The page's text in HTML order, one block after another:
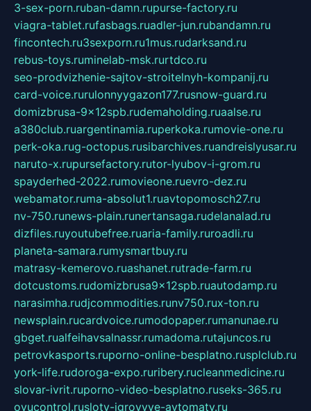
3-sex-porn.ruban-damn.rupurse-factory.ru
viagra-tablet.rufasbags.ruadler-jun.rubandamn.ru
fincontech.ru3sexporn.ru1mus.rudarksand.ru
rebus-toys.ruminelab-msk.rurtdco.ru
seo-prodvizhenie-sajtov-stroitelnyh-kompanij.ru
card-voice.rurulonnyygazon177.rusnow-guard.ru
domizbrusa-9x12spb.rudemaholding.ruaalse.ru
a380club.ruargentinamia.ruperkoka.rumovie-one.ru
perk-oka.rug-octopus.rusibarchives.ruandreislyusar.ru
naruto-x.rupursefactory.rutor-lyubov-i-grom.ru
spayderhed-2022.rumovieone.ruevro-dez.ru
webamator.ruma-absolut1.ruavtopomosch27.ru
nv-750.runews-plain.runertansaga.rudelanalad.ru
dizfiles.ruyoutubefree.ruaria-family.ruroadli.ru
planeta-samara.rumysmartbuy.ru
matrasy-kemerovo.ruashanet.rutrade-farm.ru
dotcustoms.rudomizbrusa9x12spb.ruautodamp.ru
narasimha.rudjcommodities.runv750.rux-ton.ru
newsplain.rucardvoice.rumodopaper.rumanunae.ru
gbget.rualfeihavsalnassr.rumadoma.rutajuncos.ru
petrovkasports.ruporno-online-besplatno.rusplclub.ru
york-life.rudoroga-expo.ruribery.rucleanmedicine.ru
slovar-ivrit.ruporno-video-besplatno.ruseks-365.ru
ovucontrol.rusloty-igrovyye-avtomaty.ru